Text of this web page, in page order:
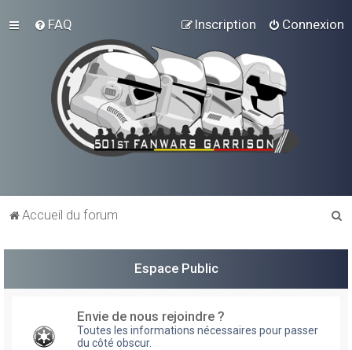
FAQ Connexion
Inscription
Accueil du forum
Espace Public
Envie de nous rejoindre ?
Toutes les informations nécessaires pour passer
du côté obscur.